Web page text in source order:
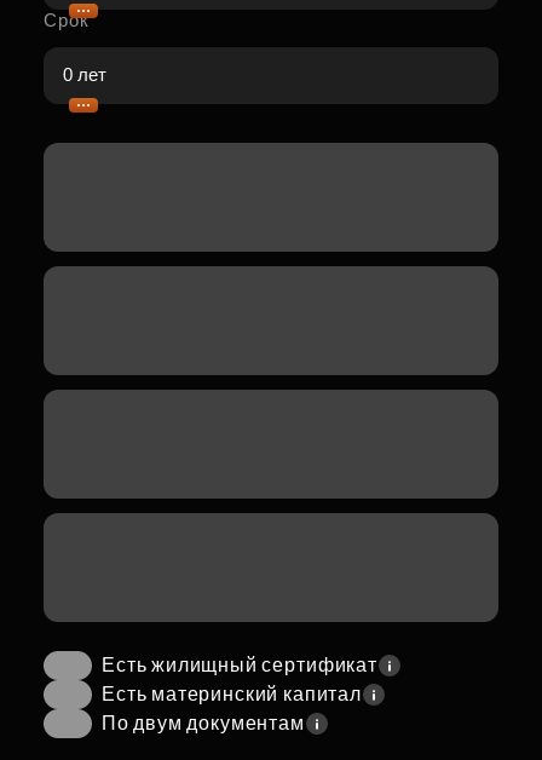
Срок
Есть жилищный сертификат
Есть материнский капитал
По двум документам